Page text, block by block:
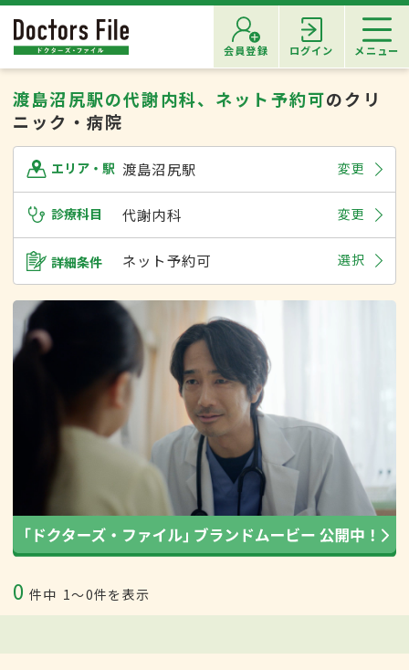
会員登録 ログイン メニュー
渡島沼尻駅の代謝内科、ネット予約可のクリ
ニック・病院
エリア・駅 渡島沼尻駅 変更
診療科目 代謝内科 変更
詳細条件 ネット予約可 選択
0 件中 1〜0件を表示